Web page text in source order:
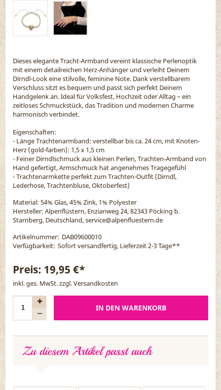
Dieses elegante Tracht-Armband vereint klassische Perlenoptik
mit einem detailreichen Herz-Anhänger und verleiht Deinem
Dirndl-Look eine stilvolle, feminine Note. Dank verstellbarem
Verschluss sitzt es bequem und passt sich perfekt Deinem
Handgelenk an. Ideal für Volksfest, Hochzeit oder Alltag – ein
zeitloses Schmuckstück, das Tradition und modernen Charme
harmonisch verbindet.
Eigenschaften:
- Länge Trachtenarmband: verstellbar bis ca. 24 cm, mit Knoten-
Herz (gold-farben): 1,5 x 1,5 cm
- Feiner Dirndlschmuck aus kleinen Perlen, Trachten-Armband von
Hand gefertigt, Armschmuck hat angenehmes Tragegefühl
- Trachtenarmkette perfekt zum Trachten-Outfit (Dirndl,
Lederhose, Trachtenbluse, Oktoberfest)
Material: 54% Glas, 45% Zink, 1% Polyester
Hersteller: Alpenflüstern, Enzianweg 24, 82343 Pöcking b.
Starnberg, Deutschland, service@alpenfluestern.de
Artikelnummer: DAB09600010
Verfügbarkeit: Sofort versandfertig, Lieferzeit 2-3 Tage**
Preis: 19,95 €*
inkl. ges. MwSt. zzgl.Versandkosten
IN DEN WARENKORB
Zu diesem Artikel passt auch